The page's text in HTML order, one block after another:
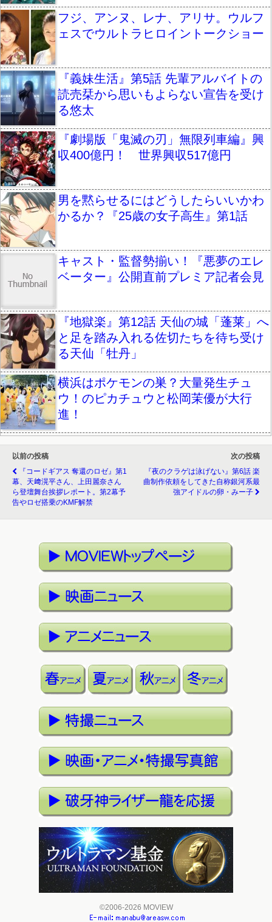
フジ、アンヌ、レナ、アリサ。ウルフ
ェスでウルトラヒロイントークショー
『義妹生活』第5話 先輩アルバイトの
読売栞から思いもよらない宣告を受け
る悠太
『劇場版「鬼滅の刃」無限列車編』興
収400億円！ 世界興収517億円
男を黙らせるにはどうしたらいいかわ
かるか？『25歳の女子高生』第1話
キャスト・監督勢揃い！『悪夢のエレ
ベーター』公開直前プレミア記者会見
『地獄楽』第12話 天仙の城「蓬莱」へ
と足を踏み入れる佐切たちを待ち受け
る天仙「牡丹」
横浜はポケモンの巣？大量発生チュ
ウ！のピカチュウと松岡茉優が大行
進！
以前の投稿
『コードギアス 奪還のロゼ』第1
幕、天﨑滉平さん、上田麗奈さん
ら登壇舞台挨拶レポート。第2幕予
告やロゼ搭乗のKMF解禁
次の投稿
『夜のクラゲは泳げない』第6話 楽
曲制作依頼をしてきた自称銀河系最
強アイドルの卵・みー子
©2006-2026 MOVIEW